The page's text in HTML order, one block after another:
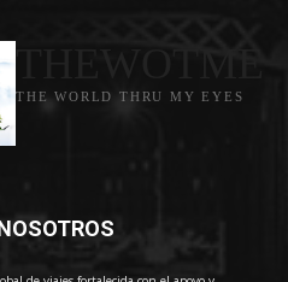
THE WORLD THRU MY EYES